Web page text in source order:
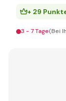
+ 29
3 - 7 Tage(Bei